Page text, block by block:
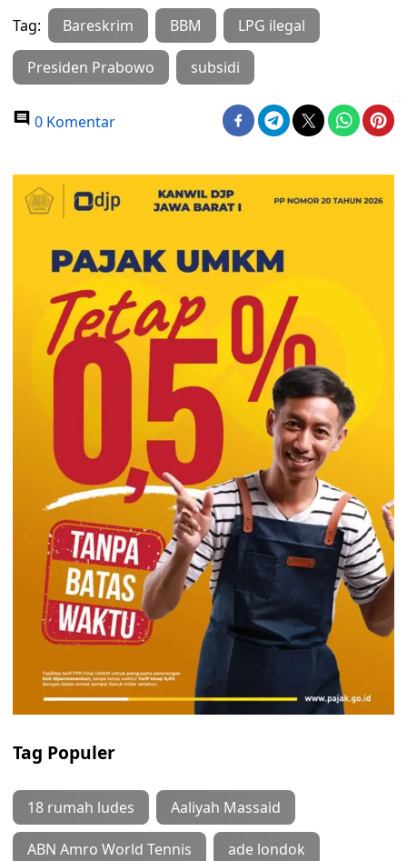
Tag: Bareskrim BBM LPG ilegal
Presiden Prabowo subsidi
0 Komentar
Tag Populer
18 rumah ludes Aaliyah Massaid
ABN Amro World Tennis ade londok